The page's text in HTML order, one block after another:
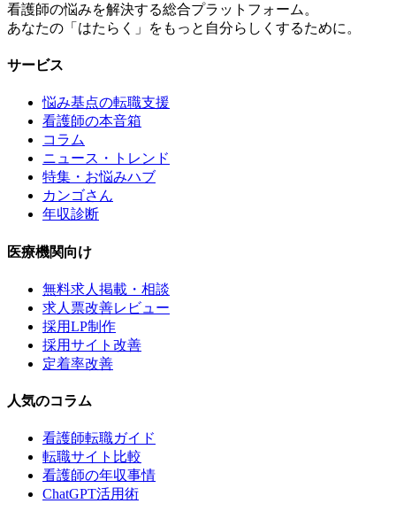
看護師の悩みを解決する総合プラットフォーム。
あなたの「はたらく」をもっと自分らしくするために。
サービス
悩み基点の転職支援
看護師の本音箱
コラム
ニュース・トレンド
特集・お悩みハブ
カンゴさん
年収診断
医療機関向け
無料求人掲載・相談
求人票改善レビュー
採用LP制作
採用サイト改善
定着率改善
人気のコラム
看護師転職ガイド
転職サイト比較
看護師の年収事情
ChatGPT活用術